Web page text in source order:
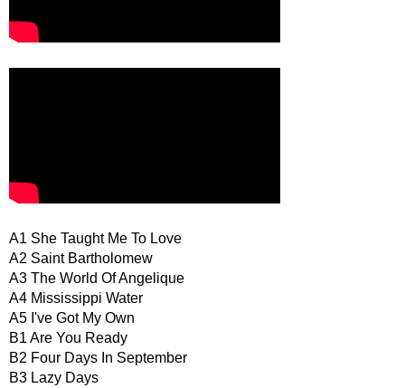
A1 She Taught Me To Love
A2 Saint Bartholomew
A3 The World Of Angelique
A4 Mississippi Water
A5 I've Got My Own
B1 Are You Ready
B2 Four Days In September
B3 Lazy Days